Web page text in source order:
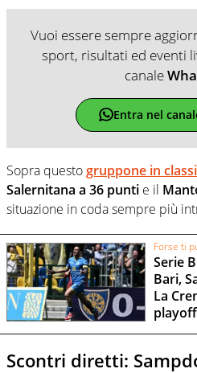
Vuoi essere sempre
sport, risultati ed eventi
canale
Entra nel
Sopra questogruppone in
Salernitana a 36 punti e il
situazione in coda sempre più
Forse ti
Serie
Bari,
La
Scontri diretti: